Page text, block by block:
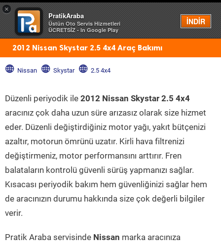
×
PratikAraba
Üstün Oto Servis Hizmetleri
ÜCRETSİZ - In Google Play
İNDİR
Menü
2012 Nissan Skystar 2.5 4x4 Araç Bakımı
Nissan Skystar 2.5 4x4
Düzenli periyodik ile 2012 Nissan Skystar 2.5 4x4
aracınız çok daha uzun süre arızasız olarak size hizmet
eder. Düzenli değiştirdiğiniz motor yağı, yakıt bütçenizi
azaltır, motorun ömrünü uzatır. Kirli hava filtrenizi
değiştirmeniz, motor performansını arttırır. Fren
balataların kontrolü güvenli sürüş yapmanızı sağlar.
Kısacası periyodik bakım hem güvenliğinizi sağlar hem
de aracınızın durumu hakkında size çok değerli bilgiler
verir.
Pratik Araba servisinde Nissan marka aracınıza